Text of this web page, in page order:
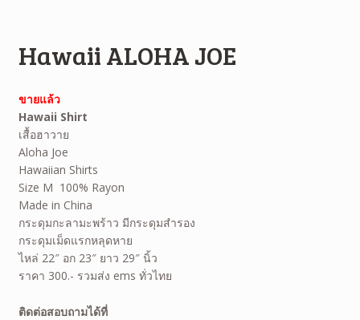
Hawaii ALOHA JOE
ขายแล้ว
Hawaii Shirt
เสื้อฮาวาย
Aloha Joe
Hawaiian Shirts
Size M 100% Rayon
Made in China
กระดุมกะลามะพร้าว มีกระดุมสำรอง
กระดุมเม็ดแรกหลุดหาย
ไหล่ 22″ อก 23″ ยาว 29″ นิ้ว
ราคา 300.- รวมส่ง ems ทั่วไทย
ติดต่อสอบถามได้ที่